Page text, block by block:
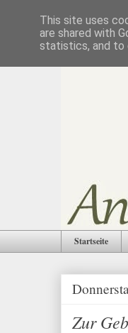
Startseite
Zur
This site uses
are shared with
statistics, and to